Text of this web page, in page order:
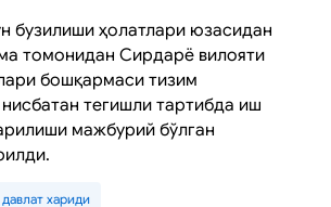
бузилиши ҳолатлари юзасидан
томонидан Сирдарё вилояти
бошқармаси тизим
тегишли тартибда иш
мажбурий бўлган
давлат хариди